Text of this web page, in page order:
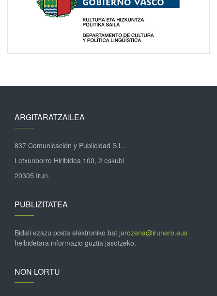
ARGITARATZAILEA
837 Comunicación y Publicidad S.L.
Letxunborro Hiribidea 100, 2 eskubi
20305 Irun.
PUBLIZITATEA
Bidali ezazu posta elektroniko bat jarozena@irunero.eus
helbidetara informazio guztia jasotzeko.
NON LORTU